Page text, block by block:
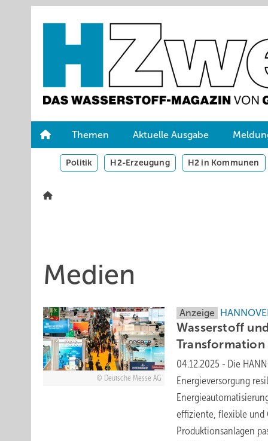
Themen Aktuelle Ausgabe
Politik H2-Erzeugung H2 in Kommunen
Medien
Deutsche Messe AG
Anzeige
Wasserstoff
Transformation
04.12.2025 - Die
Energieversorgung
effiziente, flexible und
Produktionsanlagen